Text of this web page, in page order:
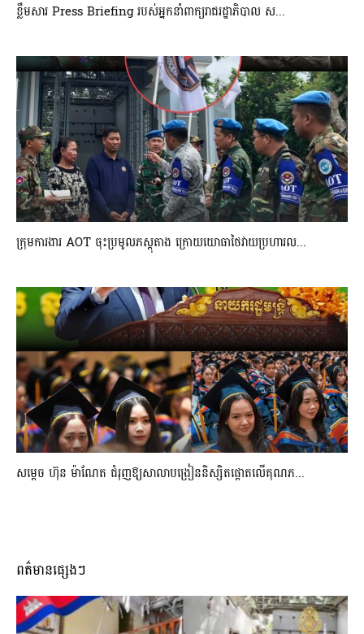
ខ្លឹមសារ Press Briefing របស់អ្នកនាំពាក្យរាជរដ្ឋាភិបាល ស...
ក្រុមការងារ AOT ចុះប្រមូលភស្តុតាង ក្រោយយោធាថៃវាយប្រហារល...
សម្តេច ហ៊ុន ម៉ាណែត ជំរុញឱ្យសាលាបង្រៀននិស្សិតផ្តោតលើគុណភ...
ពត៌មានផ្សេងៗ